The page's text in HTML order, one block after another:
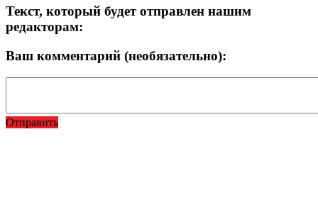
Текст, который будет отправлен нашим
редакторам:
Ваш комментарий (необязательно):
Отправить